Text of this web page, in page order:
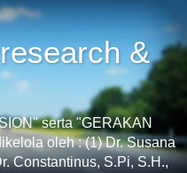
&
serta "GERAKAN
oleh : (1) Dr. Susana
Constantinus, S.Pi, S.H.,